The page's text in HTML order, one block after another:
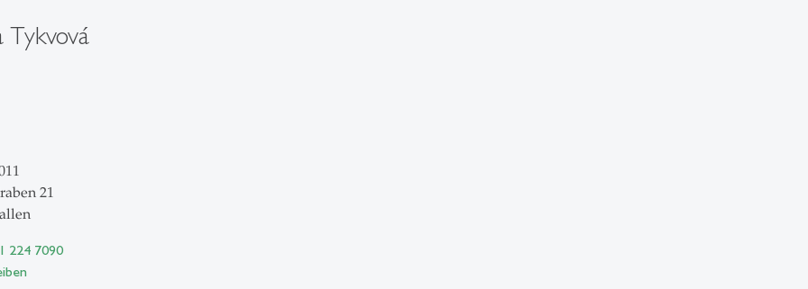
Tykvová
21
224 7090